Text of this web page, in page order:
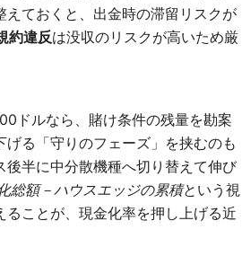
ておくと、出金時の滞留リスクが
約違反は没収のリスクが高いため厳
ドルなら、賭け条件の残量を勘案
る「守りのフェーズ」を挟むのも
半に中分散機種へ切り替えて伸び
総額－ハウスエッジの累積という視
ことが、現金化率を押し上げる近